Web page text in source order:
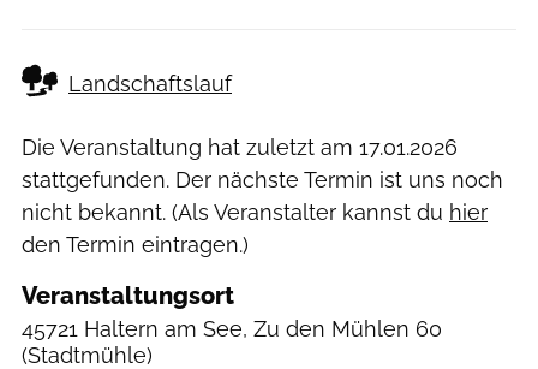
Landschaftslauf
Die Veranstaltung hat zuletzt am 17.01.2026
stattgefunden. Der nächste Termin ist uns noch
nicht bekannt. (Als Veranstalter kannst du hier
den Termin eintragen.)
Veranstaltungsort
45721 Haltern am See, Zu den Mühlen 60
(Stadtmühle)